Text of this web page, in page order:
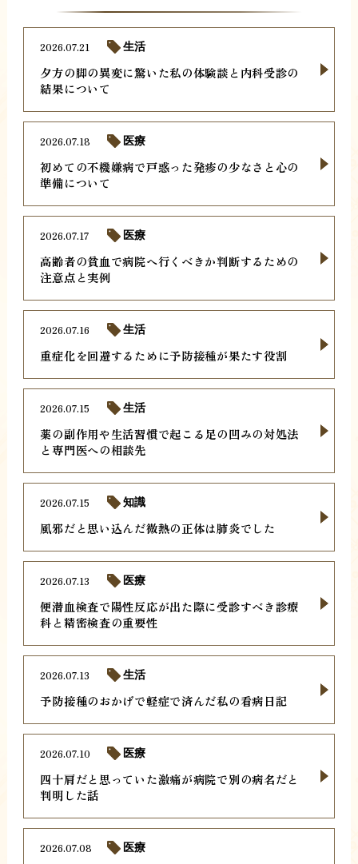
夕方の脚の異変に驚いた私の体験談と内科受診の
結果について
2026.07.21 生活
初めての不機嫌病で戸惑った発疹の少なさと心の
準備について
2026.07.18 医療
高齢者の貧血で病院へ行くべきか判断するための
注意点と実例
2026.07.17 医療
重症化を回避するために予防接種が果たす役割
2026.07.16 生活
薬の副作用や生活習慣で起こる足の凹みの対処法
と専門医への相談先
2026.07.15 生活
風邪だと思い込んだ微熱の正体は肺炎でした
2026.07.15 知識
便潜血検査で陽性反応が出た際に受診すべき診療
科と精密検査の重要性
2026.07.13 医療
予防接種のおかげで軽症で済んだ私の看病日記
2026.07.13 生活
四十肩だと思っていた激痛が病院で別の病名だと
判明した話
2026.07.10 医療
2026.07.08 医療